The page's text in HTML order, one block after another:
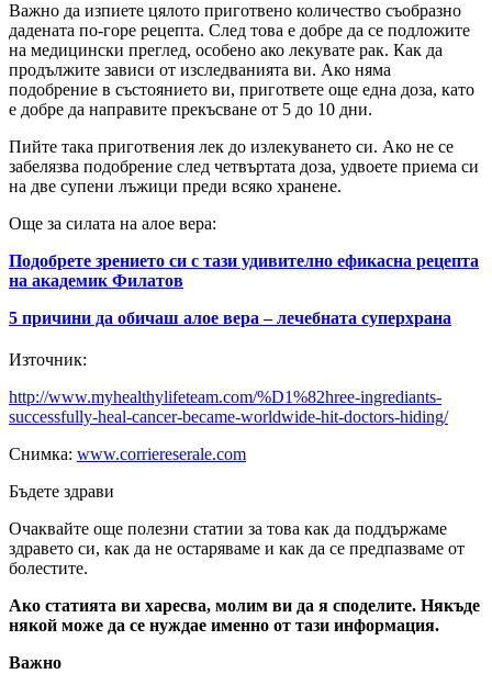
Важно да изпиете цялото приготвено количество съобразно
дадената по-горе рецепта. След това е добре да се подложите
на медицински преглед, особено ако лекувате рак. Как да
продължите зависи от изследванията ви. Ако няма
подобрение в състоянието ви, пригответе още една доза, като
е добре да направите прекъсване от 5 до 10 дни.
Пийте така приготвения лек до излекуването си. Ако не се
забелязва подобрение след четвъртата доза, удвоете приема си
на две супени лъжици преди всяко хранене.
Още за силата на алое вера:
Подобрете зрението си с тази удивително ефикасна рецепта
на академик Филатов
5 причини да обичаш алое вера – лечебната суперхрана
Източник:
http://www.myhealthylifeteam.com/%D1%82hree-ingrediants-
successfully-heal-cancer-became-worldwide-hit-doctors-hiding/
Снимка: www.corriereserale.com
Бъдете здрави
Очаквайте още полезни статии за това как да поддържаме
здравето си, как да не остаряваме и как да се предпазваме от
болестите.
Ако статията ви харесва, молим ви да я споделите. Някъде
някой може да се нуждае именно от тази информация.
Важно